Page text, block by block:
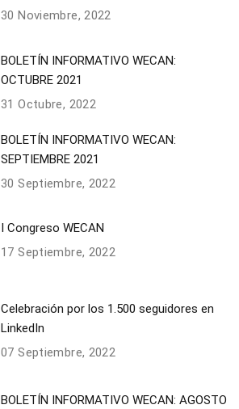
30 Noviembre, 2022
BOLETÍN INFORMATIVO WECAN:
OCTUBRE 2021
31 Octubre, 2022
BOLETÍN INFORMATIVO WECAN:
SEPTIEMBRE 2021
30 Septiembre, 2022
I Congreso WECAN
17 Septiembre, 2022
Celebración por los 1.500 seguidores en
LinkedIn
07 Septiembre, 2022
BOLETÍN INFORMATIVO WECAN: AGOSTO